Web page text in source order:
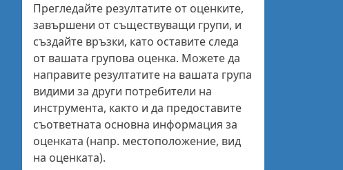
Прегледайте резултатите от оценките,
завършени от съществуващи групи, и
създайте връзки, като оставите следа
от вашата групова оценка. Можете да
направите резултатите на вашата група
видими за други потребители на
инструмента, както и да предоставите
съответната основна информация за
оценката (напр. местоположение, вид
на оценката).